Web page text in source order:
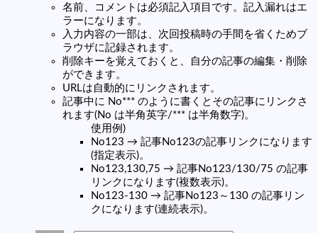
名前、コメントは必須記入項目です。記入漏れはエ
ラーになります。
入力内容の一部は、次回投稿時の手間を省くためブ
ラウザに記録されます。
削除キーを覚えておくと、自分の記事の編集・削除
ができます。
URLは自動的にリンクされます。
記事中に No*** のように書くとその記事にリンクさ
れます(No は半角英字/*** は半角数字)。
使用例)
No123 → 記事No123の記事リンクになります
(指定表示)。
No123,130,75 → 記事No123/130/75 の記事
リンクになります(複数表示)。
No123-130 → 記事No123～130 の記事リン
クになります(連続表示)。